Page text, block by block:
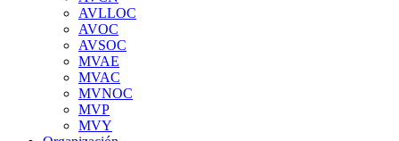
AVLLOC
AVOC
AVSOC
MVAE
MVAC
MVNOC
MVP
MVY